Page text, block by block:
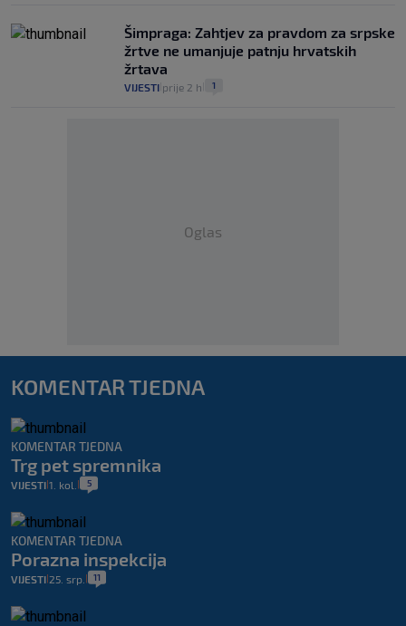
Šimpraga: Zahtjev za pravdom za srpske
žrtve ne umanjuje patnju hrvatskih
žrtava
VIJESTI prije 2 h 1
Oglas
KOMENTAR TJEDNA
KOMENTAR TJEDNA
Trg pet spremnika
VIJESTI 1. kol. 5
KOMENTAR TJEDNA
Porazna inspekcija
VIJESTI 25. srp. 11